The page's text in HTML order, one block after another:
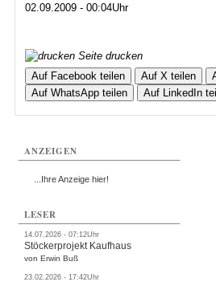
02.09.2009 - 00:04Uhr
Seite drucken
Auf Facebook teilen
Auf X teilen
Auf WhatsApp teilen
Auf LinkedIn
ANZEIGEN
...Ihre Anzeige hier!
LESER
14.07.2026 - 07:12Uhr
Stöckerprojekt Kaufhaus
von Erwin Buß
23.02.2026 - 17:42Uhr